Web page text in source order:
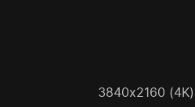
3840x2160 (4K)